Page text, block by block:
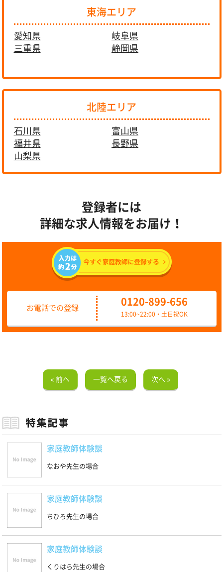
東海エリア
愛知県
岐阜県
三重県
静岡県
北陸エリア
石川県
富山県
福井県
長野県
山梨県
登録者には
詳細な求人情報をお届け！
お電話での登録
0120-899-656
13:00~22:00・土日祝OK
« 前へ 一覧へ戻る 次へ »
家庭教師体験談
なおや先生の場合
家庭教師体験談
ちひろ先生の場合
家庭教師体験談
くりはら先生の場合